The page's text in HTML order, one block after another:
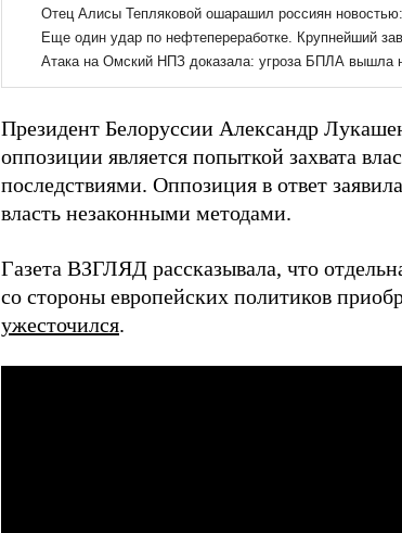
Президент Белоруссии Александр
оппозиции является попыткой захвата
последствиями. Оппозиция в ответ
власть незаконными методами.
Газета ВЗГЛЯД рассказывала, что
со стороны европейских политиков
ужесточился.